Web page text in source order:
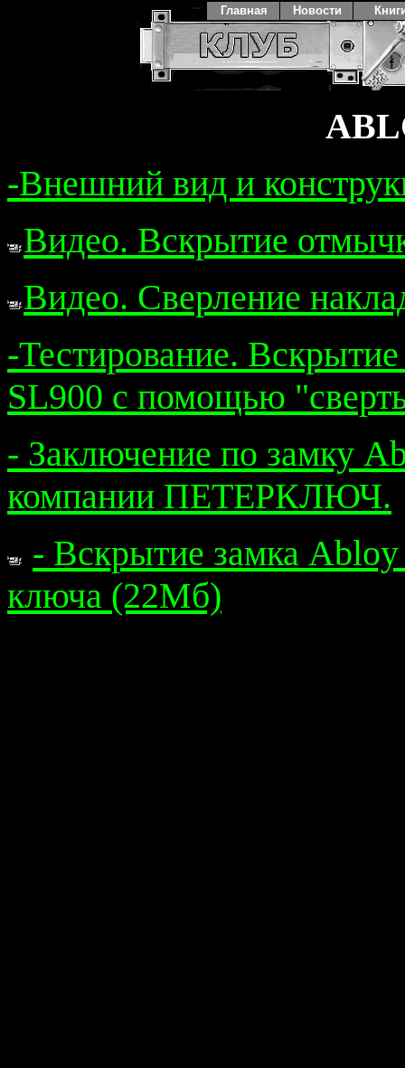
-Внешний вид и
Видео. Вскрытие
Видео. Сверление
-Тестирование.
SL900 с помощью
- Заключение по замку
компании ПЕТЕРКЛЮЧ.
- Вскрытие замка
ключа (22Мб)
Главная Новости